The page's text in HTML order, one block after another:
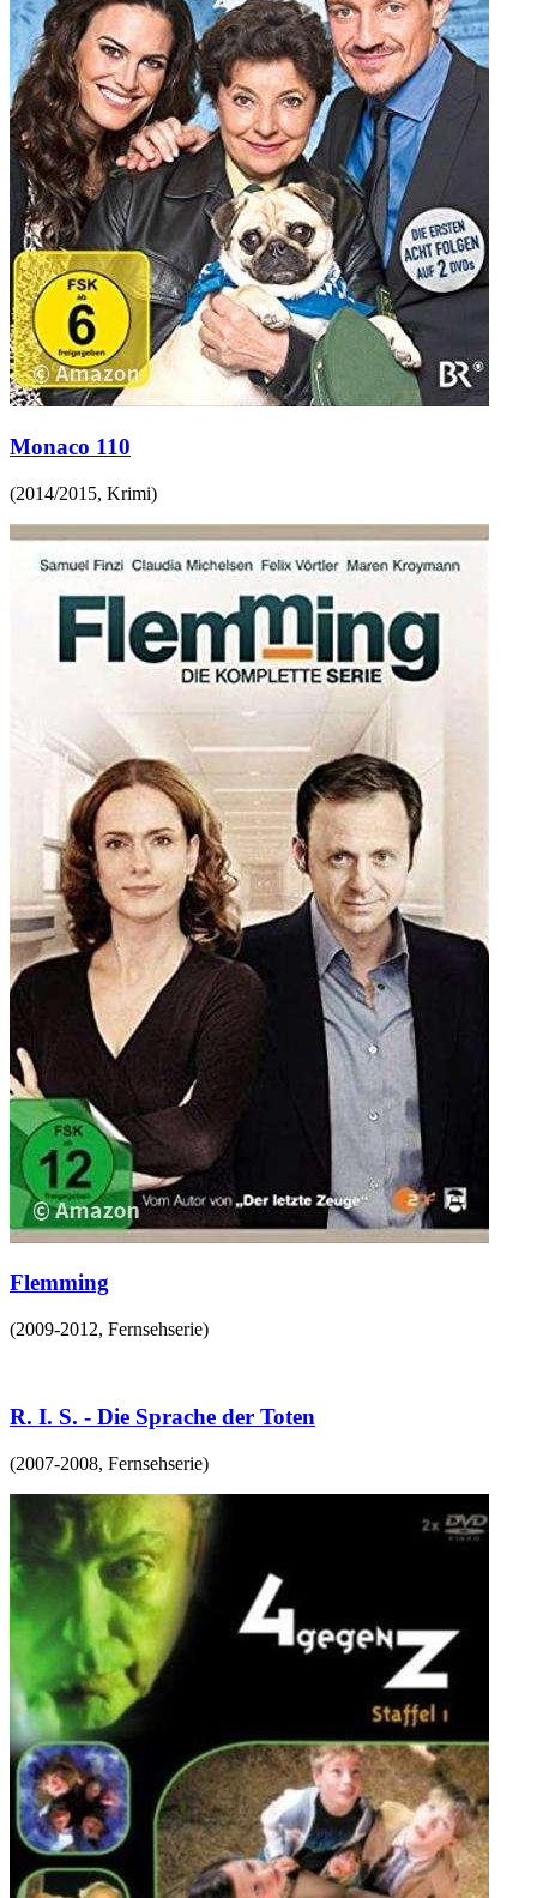
Monaco 110
(2014/2015, Krimi)
Flemming
(2009-2012, Fernsehserie)
R. I. S. - Die Sprache der Toten
(2007-2008, Fernsehserie)